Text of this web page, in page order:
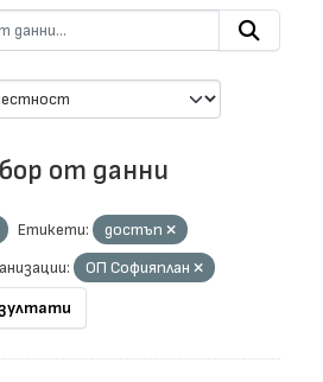
от данни
Етикети:
достъп
ОП Софияплан